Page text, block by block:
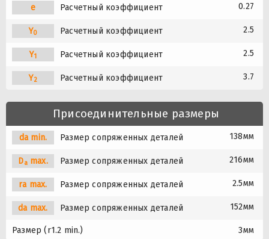
e Расчетный коэффициент 0.27
Y0 Расчетный коэффициент 2.5
Y1 Расчетный коэффициент 2.5
Y2 Расчетный коэффициент 3.7
Присоединительные размеры
da min. Размер сопряженных деталей 138мм
Damax. Размер сопряженных деталей 216мм
ra max. Размер сопряженных деталей 2.5мм
da max. Размер сопряженных деталей 152мм
Размер (r1.2 min.) 3мм